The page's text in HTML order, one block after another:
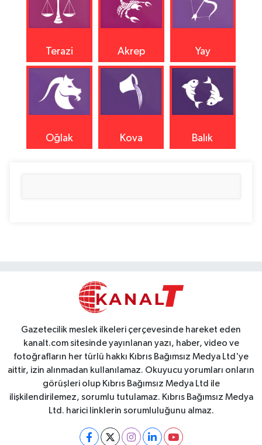
Terazi Akrep Yay
Oğlak Kova Balık
Gazetecilik meslek ilkeleri çerçevesinde hareket eden
kanalt.com sitesinde yayınlanan yazı, haber, video ve
fotoğrafların her türlü hakkı Kıbrıs Bağımsız Medya Ltd'ye
aittir, izin alınmadan kullanılamaz. Okuyucu yorumları onların
görüşleri olup Kıbrıs Bağımsız Medya Ltd ile
ilişkilendirilemez, sorumlu tutulamaz. Kıbrıs Bağımsız Medya
Ltd. harici linklerin sorumluluğunu almaz.